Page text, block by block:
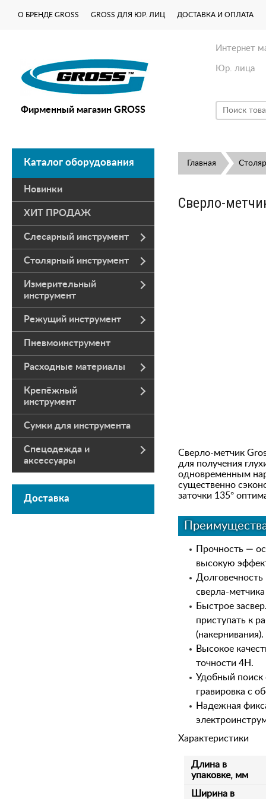
О БРЕНДЕ GROSS GROSS ДЛЯ ЮР. ЛИЦ ДОСТАВКА И ОПЛАТА
Фирменный магазин GROSS
Интернет
Юр. лица
Каталог оборудования
Новинки
ХИТ ПРОДАЖ
Слесарный инструмент
Столярный инструмент
Измерительный
инструмент
Режущий инструмент
Пневмоинструмент
Расходные материалы
Крепёжный
инструмент
Сумки для инструмента
Спецодежда и
аксессуары
Доставка
Главная
Сверло-
Сверло-метчик
для получения
одновременным
существенно
заточки 135°
Прочность —
высокую
сверла-
Быстрое
приступать к
(накернивания).
Высокое
точности 4H.
Удобный поиск
гравировка с
Надежная
Характеристики
Длина в
упаковке, мм
Ширина в